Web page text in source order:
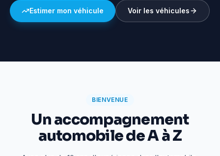
Estimer mon véhicule Voir les véhicules
BIENVENUE
Un accompagnement
automobile de A à Z